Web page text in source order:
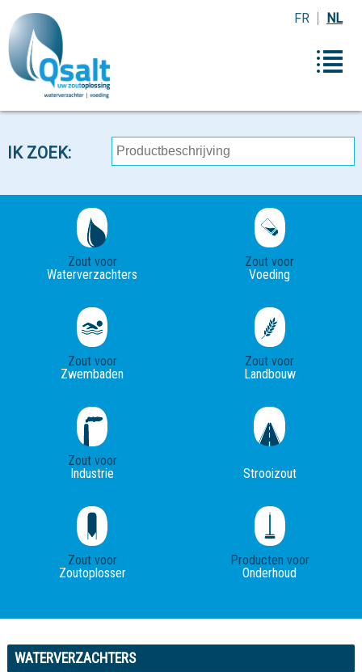
NL
FR
IK ZOEK:
Zout voor
Waterverzachters
Zout voor
Voeding
Zout voor
Zwembaden
Zout voor
Landbouw
Zout voor
Industrie
Strooizout
Zout voor
Zoutoplosser
Producten voor
Onderhoud
WATERVERZACHTERS